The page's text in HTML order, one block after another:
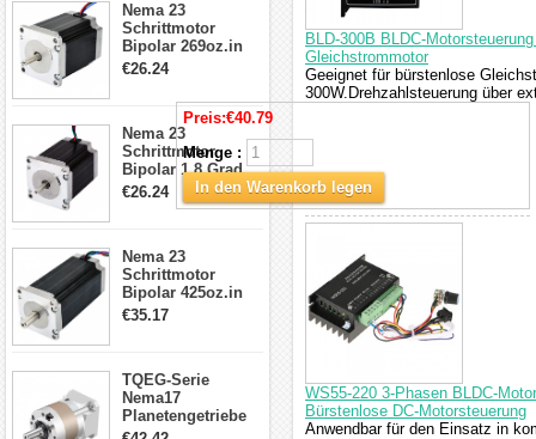
Nema 23
Schrittmotor
Bipolar 269oz.in
2,8A 57x57x76mm
Schrittmotor
23HS30-2804S
€26.24
Nema 23
Schrittmotor
Bipolar 1.8 Grad
1.9Nm 3A 3.36V 4
Drähte CNC
€26.24
Nema 23
Schrittmotor
Bipolar 425oz.in
4.2A 57x57x114mm
€35.17
TQEG-Serie
Nema17
Planetengetriebe
5:1 Spiel 15Arc-
BLD-300B BLDC-
Gleichstrommotor
Geeignet für bürstenlose
300W.Drehzahlsteuerung über
Preis:€40.79
Menge :
In den Warenkorb legen
WS55-220 3-Phasen BLDC-
Bürstenlose DC-Motorsteuerung
Anwendbar für den Einsatz in